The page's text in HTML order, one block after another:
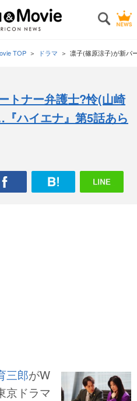
TOP ドラマ 凛子(篠原涼子)が新パ
トナー弁護士?怜(山崎
ハイエナ』第5話あら
三郎がW
京ドラマ